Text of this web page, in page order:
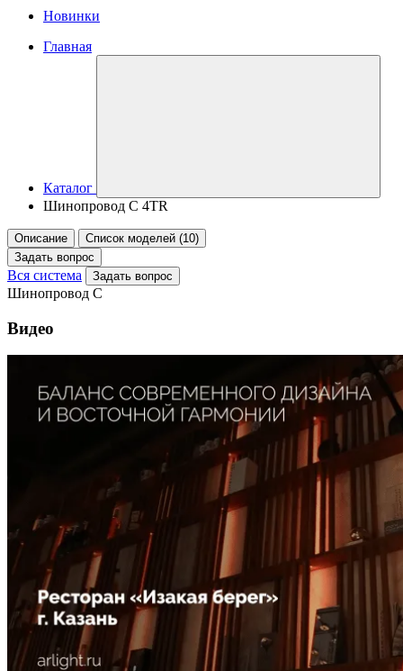
Новинки
Главная
Каталог
Шинопровод C 4TR
Описание
Список моделей (10)
Задать вопрос
Вся система Задать вопрос
Шинопровод C
Видео